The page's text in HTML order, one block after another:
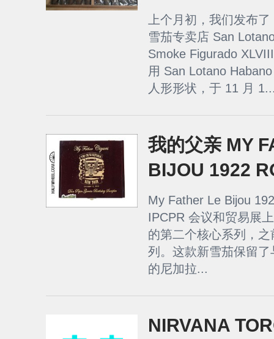
上个月初，我们发布
雪茄专卖店 San
Smoke Figurado
用 San Lotano
人形形状，于 11 月
我的父亲 MY
BIJOU 1922
My Father Le Bijou
IPCPR 会议和贸易展
的第二个核心系列，
列。这款新雪茄保留
的尼加拉...
NIRVANA